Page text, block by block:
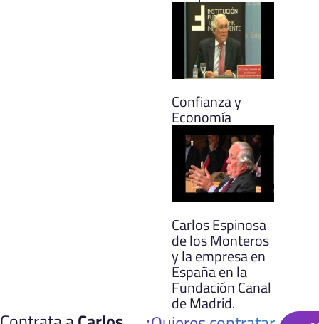
Confianza y
Economía
Carlos Espinosa
de los Monteros
y la empresa en
España en la
Fundación Canal
de Madrid.